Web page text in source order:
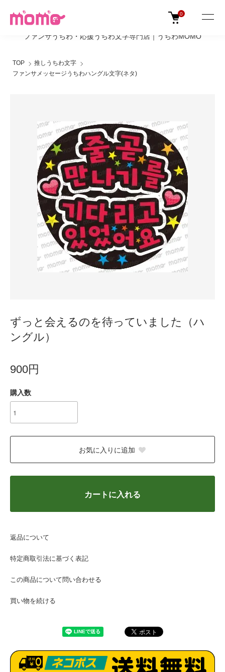
ファンサうちわ・応援うちわ文字専門店｜うちわMOMO
0
TOP
推しうちわ文字
ファンサメッセージうちわハングル文字(ネタ)
ずっと会えるのを待っていました（ハ
ングル）
900円
購入数
お気に入りに追加
カートに入れる
返品について
特定商取引法に基づく表記
この商品について問い合わせる
買い物を続ける